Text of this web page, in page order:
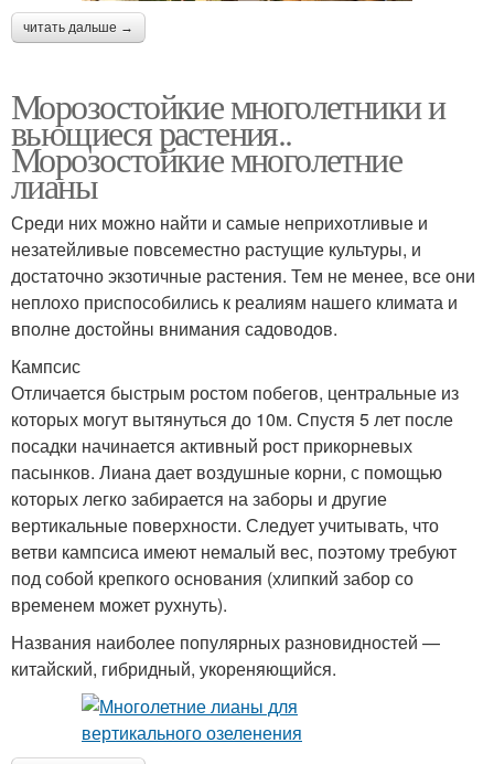
читать дальше →
Морозостойкие многолетники и
вьющиеся растения..
Морозостойкие многолетние
лианы
Среди них можно найти и самые неприхотливые и
незатейливые повсеместно растущие культуры, и
достаточно экзотичные растения. Тем не менее, все они
неплохо приспособились к реалиям нашего климата и
вполне достойны внимания садоводов.
Кампсис
Отличается быстрым ростом побегов, центральные из
которых могут вытянуться до 10м. Спустя 5 лет после
посадки начинается активный рост прикорневых
пасынков. Лиана дает воздушные корни, с помощью
которых легко забирается на заборы и другие
вертикальные поверхности. Следует учитывать, что
ветви кампсиса имеют немалый вес, поэтому требуют
под собой крепкого основания (хлипкий забор со
временем может рухнуть).
Названия наиболее популярных разновидностей —
китайский, гибридный, укореняющийся.